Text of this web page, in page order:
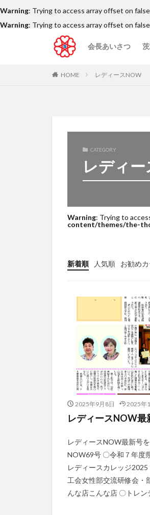
Warning: Trying to access array offset on
Warning: Trying to access array offset on
会長あいさつ
HOME レディースNOW
CATEGORY
レディ
Warning: Trying to
content/themes/the-
新着順 人気順
お勧め
最新情
2025年9月8日 2025年
レディースNOW最
レディースNOW最新号
NOW69号 〇令和７年度
レディースカレッジ
工会女性部交流研修会・
んな店こんな店 〇トレン